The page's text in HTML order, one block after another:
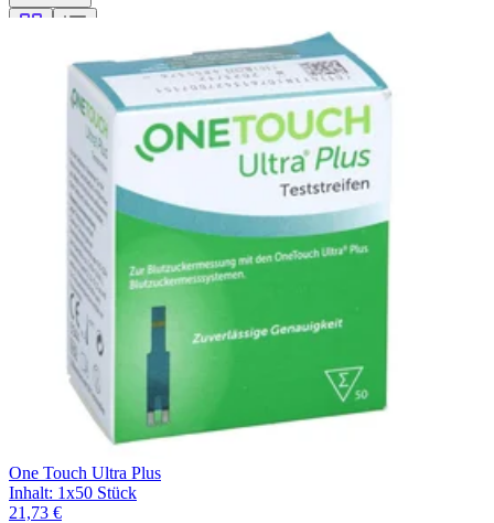
Filterung
One Touch Ultra Plus
Inhalt: 1x50 Stück
21,73 €